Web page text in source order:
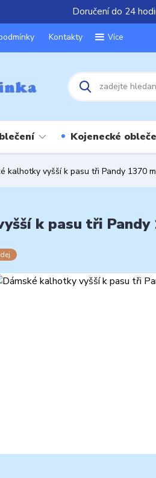
Doručení do 24
Kontakty Více
Kojenecké
kalhotky vyšší k pasu tři Pandy 1370
k pasu tři Pandy